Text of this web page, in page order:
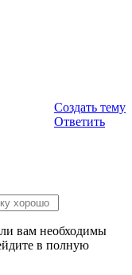
Создать тему
Ответить
вам необходимы
в полную